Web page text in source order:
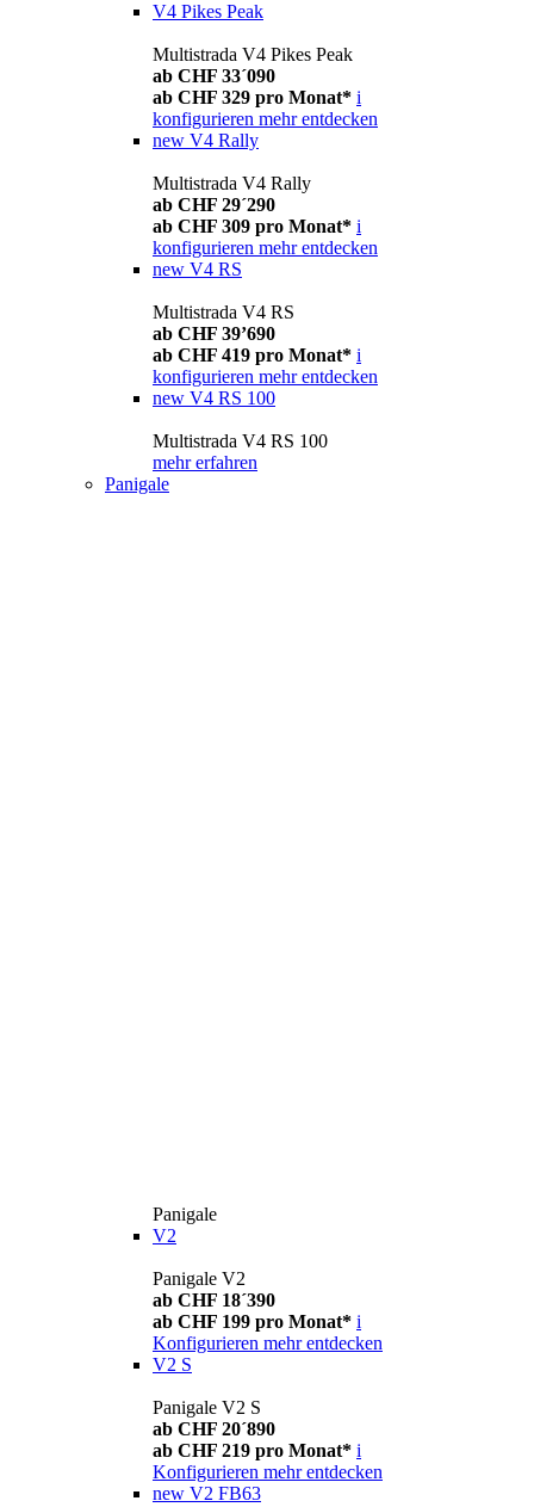
V4 Pikes Peak
Multistrada V4 Pikes Peak
ab CHF 33´090
ab CHF 329 pro Monat* i
konfigurieren mehr entdecken
new V4 Rally
Multistrada V4 Rally
ab CHF 29´290
ab CHF 309 pro Monat* i
konfigurieren mehr entdecken
new V4 RS
Multistrada V4 RS
ab CHF 39’690
ab CHF 419 pro Monat* i
konfigurieren mehr entdecken
new V4 RS 100
Multistrada V4 RS 100
mehr erfahren
Panigale
Panigale
V2
Panigale V2
ab CHF 18´390
ab CHF 199 pro Monat* i
Konfigurieren mehr entdecken
V2 S
Panigale V2 S
ab CHF 20´890
ab CHF 219 pro Monat* i
Konfigurieren mehr entdecken
new V2 FB63